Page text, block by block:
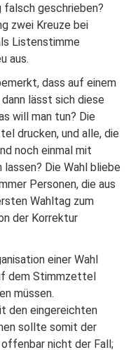
falsch geschrieben?
zwei Kreuze bei
Listenstimme
aus.
dass auf einem
lässt sich diese
will man tun? Die
drucken, und alle, die
noch einmal mit
Die Wahl bliebe
Personen, die aus
Wahltag zum
der Korrektur
einer Wahl
dem Stimmzettel
müssen.
den eingereichten
sollte somit der
nicht der Fall;